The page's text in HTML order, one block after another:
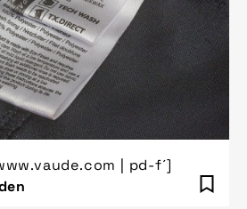
| pd-f´]